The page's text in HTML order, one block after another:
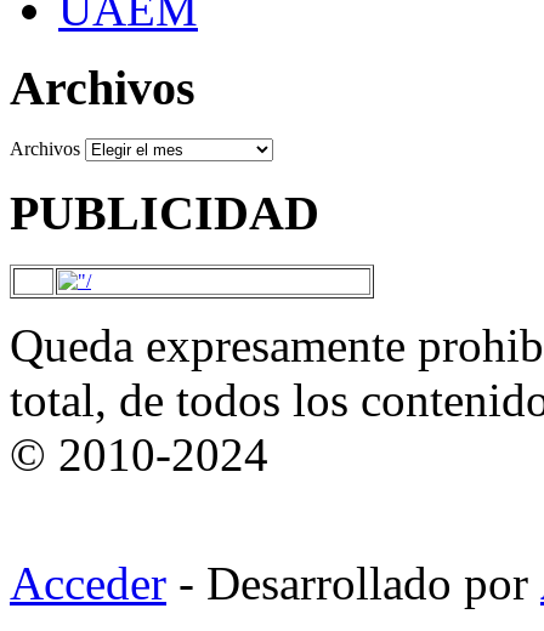
Archivos
Archivos
PUBLICIDAD
Queda expresamente
total, de todos los
© 2010-2024
Acceder - Desarrollado por